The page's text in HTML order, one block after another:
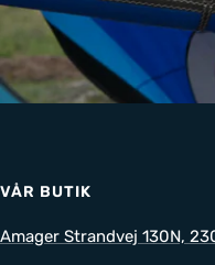
VÅR BUTIK
Amager Strandvej 130N,